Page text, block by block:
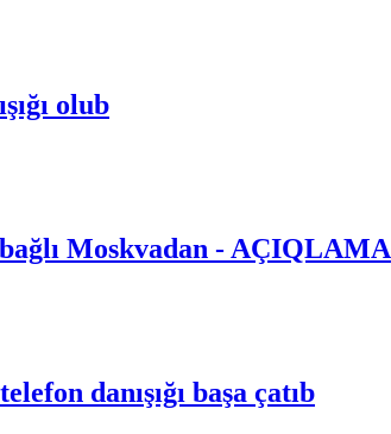
olub
Moskvadan - AÇIQLAMA
danışığı başa çatıb